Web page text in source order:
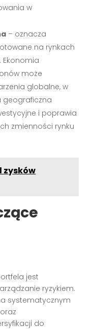
w
– oznacza
na rynkach
Ekonomia
może
globalne, w
geograficzna
i poprawia
zmienności rynku
zysków
jest
ryzykiem.
systematycznym
do